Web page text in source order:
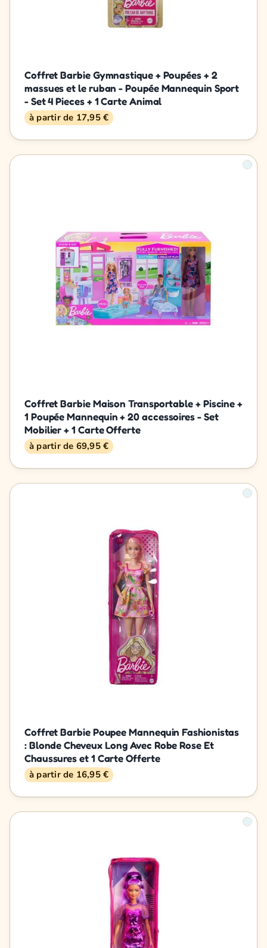
Coffret Barbie Gymnastique + Poupées + 2
massues et le ruban - Poupée Mannequin Sport
- Set 4 Pieces + 1 Carte Animal
à partir de 17,95 €
Coffret Barbie Maison Transportable + Piscine +
1 Poupée Mannequin + 20 accessoires - Set
Mobilier + 1 Carte Offerte
à partir de 69,95 €
Coffret Barbie Poupee Mannequin Fashionistas
: Blonde Cheveux Long Avec Robe Rose Et
Chaussures et 1 Carte Offerte
à partir de 16,95 €